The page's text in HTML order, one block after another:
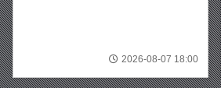
2026-08-07 18:00